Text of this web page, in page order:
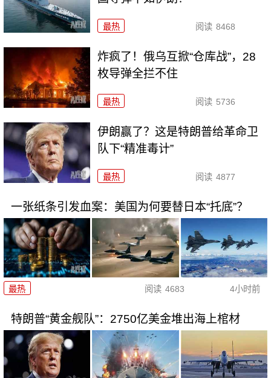
最热 阅读 8468
炸疯了！俄乌互掀“仓库战”，28
枚导弹全拦不住
最热 阅读 5736
伊朗赢了？这是特朗普给革命卫
队下“精准毒计”
最热 阅读 4877
一张纸条引发血案：美国为何要替日本“托底”？
最热 阅读 4683 4小时前
特朗普“黄金舰队”：2750亿美金堆出海上棺材